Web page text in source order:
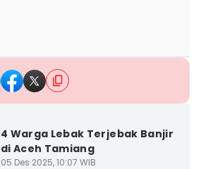
4 Warga Lebak Terjebak Banjir
di Aceh Tamiang
05 Des 2025, 10:07 WIB